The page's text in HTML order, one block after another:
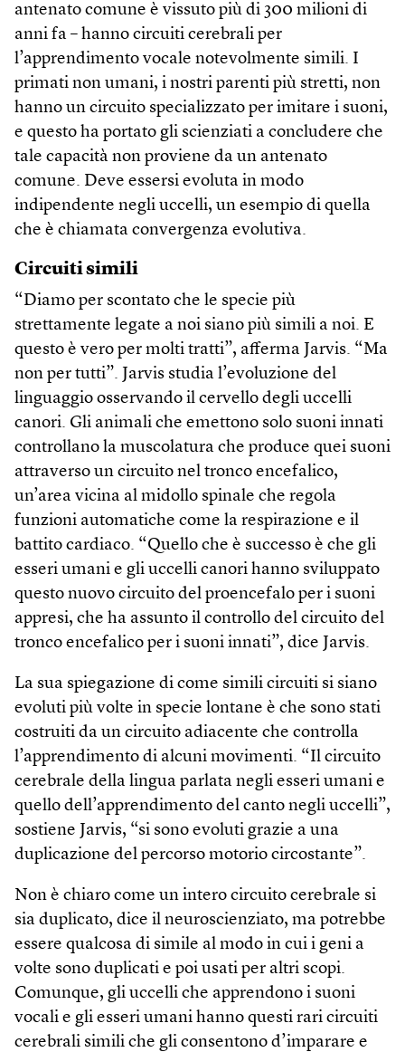
antenato comune è vissuto più di 300 milioni di
anni fa – hanno circuiti cerebrali per
l’apprendimento vocale notevolmente simili. I
primati non umani, i nostri parenti più stretti, non
hanno un circuito specializzato per imitare i suoni,
e questo ha portato gli scienziati a concludere che
tale capacità non proviene da un antenato
comune. Deve essersi evoluta in modo
indipendente negli uccelli, un esempio di quella
che è chiamata convergenza evolutiva.
Circuiti simili
“Diamo per scontato che le specie più
strettamente legate a noi siano più simili a noi. E
questo è vero per molti tratti”, afferma Jarvis. “Ma
non per tutti”. Jarvis studia l’evoluzione del
linguaggio osservando il cervello degli uccelli
canori. Gli animali che emettono solo suoni innati
controllano la muscolatura che produce quei suoni
attraverso un circuito nel tronco encefalico,
un’area vicina al midollo spinale che regola
funzioni automatiche come la respirazione e il
battito cardiaco. “Quello che è successo è che gli
esseri umani e gli uccelli canori hanno sviluppato
questo nuovo circuito del proencefalo per i suoni
appresi, che ha assunto il controllo del circuito del
tronco encefalico per i suoni innati”, dice Jarvis.
La sua spiegazione di come simili circuiti si siano
evoluti più volte in specie lontane è che sono stati
costruiti da un circuito adiacente che controlla
l’apprendimento di alcuni movimenti. “Il circuito
cerebrale della lingua parlata negli esseri umani e
quello dell’apprendimento del canto negli uccelli”,
sostiene Jarvis, “si sono evoluti grazie a una
duplicazione del percorso motorio circostante”.
Non è chiaro come un intero circuito cerebrale si
sia duplicato, dice il neuroscienziato, ma potrebbe
essere qualcosa di simile al modo in cui i geni a
volte sono duplicati e poi usati per altri scopi.
Comunque, gli uccelli che apprendono i suoni
vocali e gli esseri umani hanno questi rari circuiti
cerebrali simili che gli consentono d’imparare e